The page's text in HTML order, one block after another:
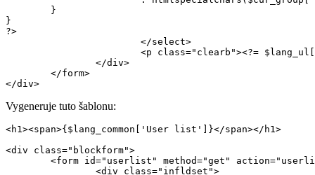
}
?>
Vygeneruje tuto šablonu:
<h1><span>{$lang_common['User list']}</span></h1>
<div class="blockform">